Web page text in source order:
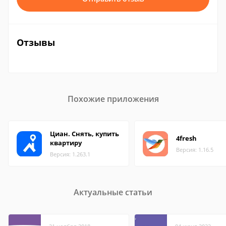
Отзывы
Похожие приложения
Циан. Снять, купить
квартиру
Версия: 1.263.1
4fresh
Версия: 1.16.5
Актуальные статьи